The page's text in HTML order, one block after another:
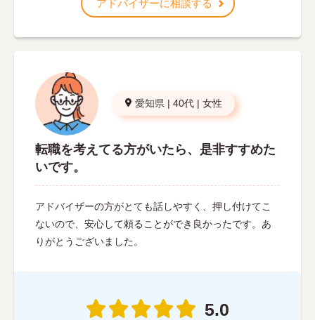
アドバイザーに相談する
愛知県 | 40代 | 女性
転職を考えてる方がいたら、是非すすめた
いです。
アドバイザーの方がとても話しやすく、押し付けてこ
ないので、安心して頼ることができ良かったです。あ
りがとうございました。
5.0